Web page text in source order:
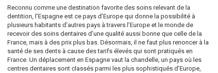
Reconnu comme une destination favorite des soins relevant de la
dentition, l’Espagne est ce pays d’Europe qui donne la possibilité à
plusieurs habitants d’autres pays à travers l’Europe et le monde de
recevoir des soins dentaires d’une qualité aussi bonne que celle de la
France, mais à des prix plus bas. Désormais, il ne faut plus renoncer à la
santé de ses dents à cause des tarifs élevés qui sont pratiqués en
France. Un déplacement en Espagne vaut la chandelle, un pays où les
centres dentaires sont classés parmi les plus sophistiqués d’Europe,